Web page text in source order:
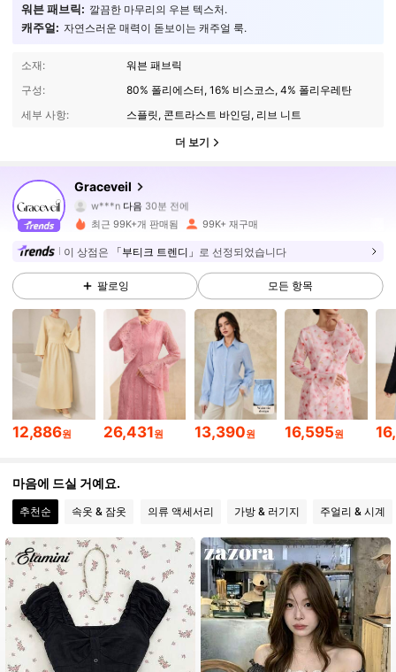
워븐 패브릭: 깔끔한 마무리의 우븐 텍스처.
캐주얼: 자연스러운 매력이 돋보이는 캐주얼 룩.
소재:
워븐 패브릭
구성:
80% 폴리에스터, 16% 비스코스, 4% 폴리우레탄
세부 사항:
스플릿, 콘트라스트 바인딩, 리브 니트
더 보기
Graceveil
4.88
159K 팔로워
w***n
다음 30분 전에
가 탐색 중입니다
4.88
159K 팔로워
4.88 159K 팔로워
159K 팔로워
159K 팔로워
159K 팔로워
4.88 159K 팔로워
4.88 159K 팔로워
4.88 159K 팔로워
최근 99K+개 판매됨 99K+ 재구매
이 상점은 「부티크 트렌디」 로 선정되었습니다
팔로잉 모든 항목
12,886원 26,431원 13,390원 16,595원
마음에 드실 거예요.
추천순 속옷 & 잠옷 의류 액세서리 가방 & 러기지 주얼리 & 시계